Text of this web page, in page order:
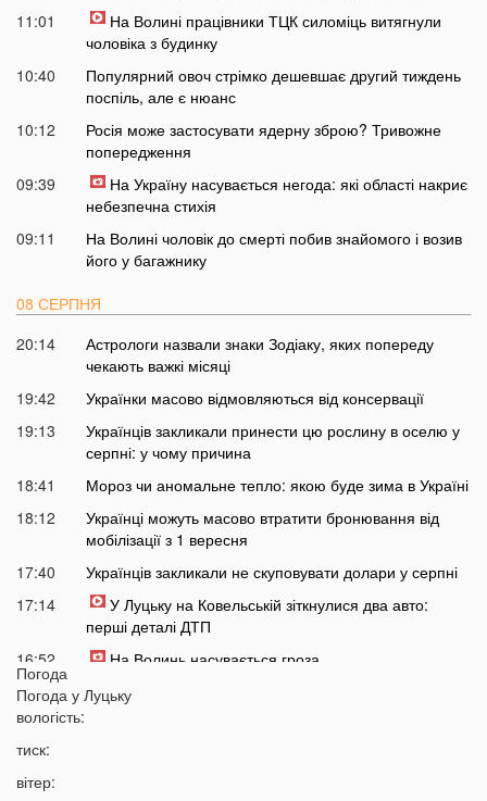
11:01
На Волині працівники ТЦК силоміць витягнули
чоловіка з будинку
10:40
Популярний овоч стрімко дешевшає другий тиждень
поспіль, але є нюанс
10:12
Росія може застосувати ядерну зброю? Тривожне
попередження
09:39
На Україну насувається негода: які області накриє
небезпечна стихія
09:11
На Волині чоловік до смерті побив знайомого і возив
його у багажнику
08 СЕРПНЯ
20:14
Астрологи назвали знаки Зодіаку, яких попереду
чекають важкі місяці
19:42
Українки масово відмовляються від консервації
19:13
Українців закликали принести цю рослину в оселю у
серпні: у чому причина
18:41
Мороз чи аномальне тепло: якою буде зима в Україні
18:12
Українці можуть масово втратити бронювання від
мобілізації з 1 вересня
17:40
Українців закликали не скуповувати долари у серпні
17:14
У Луцьку на Ковельській зіткнулися два авто:
перші деталі ДТП
16:52
На Волинь насувається гроза
16:39
На Волині тракторист збив на смерть 58-річного
16:10
15:37
Погода
Погода у Луцьку
вологість:
тиск:
вітер: